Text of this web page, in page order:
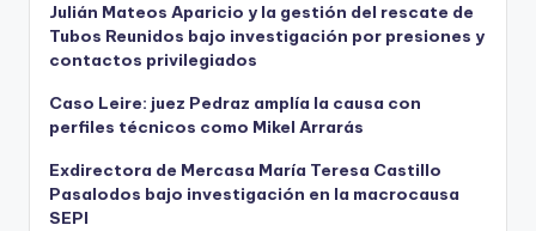
Julián Mateos Aparicio y la gestión del rescate de
Tubos Reunidos bajo investigación por presiones y
contactos privilegiados
Caso Leire: juez Pedraz amplía la causa con
perfiles técnicos como Mikel Arrarás
Exdirectora de Mercasa María Teresa Castillo
Pasalodos bajo investigación en la macrocausa
SEPI